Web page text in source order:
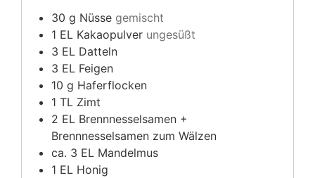
30 g Nüsse gemischt
1 EL Kakaopulver ungesüßt
3 EL Datteln
3 EL Feigen
10 g Haferflocken
1 TL Zimt
2 EL Brennnesselsamen +
Brennnesselsamen zum Wälzen
ca. 3 EL Mandelmus
1 EL Honig